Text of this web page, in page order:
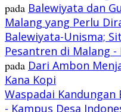
pada Balewiyata dan
Malang yang Perlu
Balewiyata-Unisma;
Pesantren di Malang -
pada Dari Ambon
Kana Kopi
Waspadai
- Kampus Desa